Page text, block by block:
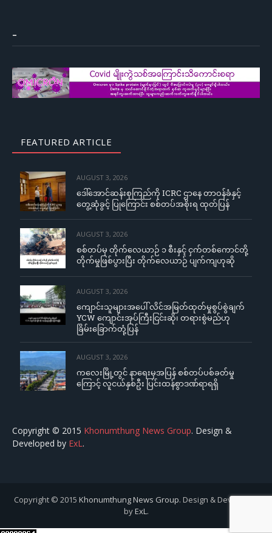
–
FEATURED ARTICLE
AUGUST 3, 2026
ဒေါ်အောင်ဆန်းစုကြည်ကို ICRC ဌာနေ တာဝန်ခံနှင့်
တွေ့ဆုံခွင့် ပြုကြောင်း စစ်တပ်အစိုးရ ထုတ်ပြန်
AUGUST 3, 2026
စစ်တပ်မှ တိုက်လေယာဉ် ၁ စီးနှင့် ငှက်တစ်ကောင်တို့
တိုက်မှုဖြစ်ပွားပြီး တိုက်လေယာဉ် ပျက်ကျဟုဆို
AUGUST 3, 2026
ကျောင်းသူများအပေါ် လိင်အမြတ်ထုတ်မှုစွပ်စွဲချက်
YCW ကျောင်းအုပ်ကြီးငြင်းဆို၊ တရားစွဲမည်ဟု
ခြိမ်းခြောက်တုံ့ပြန်
AUGUST 3, 2026
ကလေးမြို့တွင် နာရေးမှအပြန် စစ်တပ်ပစ်ခတ်မှု
ကြောင့် လူငယ်နှစ်ဦး ပြင်းထန်စွာဒဏ်ရာရရှိ
Copyright © 2015 Khonumthung News Group. Design &
Developed by ExL.
Copyright © 2015 Khonumthung News Group. Design & Developed
byExL.